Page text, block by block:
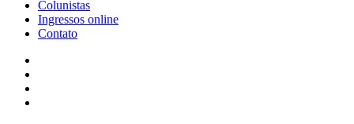
Colunistas
Ingressos online
Contato